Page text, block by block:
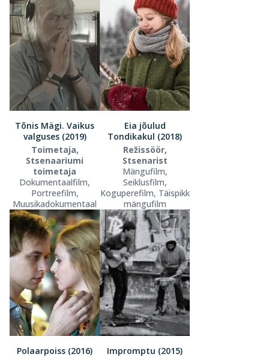
Tõnis Mägi. Vaikus
valguses (2019)
Toimetaja,
Stsenaariumi
toimetaja
Dokumentaalfilm,
Portreefilm,
Muusikadokumentaal
Eia jõulud
Tondikakul (2018)
Režissöör,
Stsenarist
Mängufilm,
Seiklusfilm,
Koguperefilm, Täispikk
mängufilm
Polaarpoiss (2016)
Impromptu (2015)